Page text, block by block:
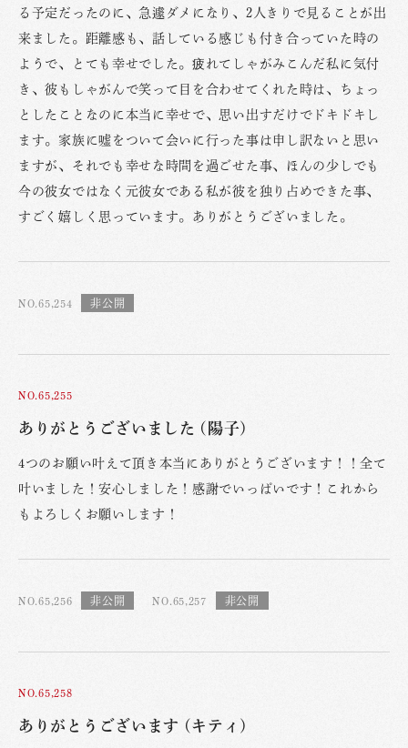
る予定だったのに、急遽ダメになり、2人きりで見ることが出
来ました。距離感も、話している感じも付き合っていた時の
ようで、とても幸せでした。疲れてしゃがみこんだ私に気付
き、彼もしゃがんで笑って目を合わせてくれた時は、ちょっ
としたことなのに本当に幸せで、思い出すだけでドキドキし
ます。家族に嘘をついて会いに行った事は申し訳ないと思い
ますが、それでも幸せな時間を過ごせた事、ほんの少しでも
今の彼女ではなく元彼女である私が彼を独り占めできた事、
すごく嬉しく思っています。ありがとうございました。
NO.65,254
NO.65,255
ありがとうございました (陽子)
4つのお願い叶えて頂き本当にありがとうございます！！全て
叶いました！安心しました！感謝でいっぱいです！これから
もよろしくお願いします！
NO.65,256 NO.65,257
NO.65,258
ありがとうございます (キティ)